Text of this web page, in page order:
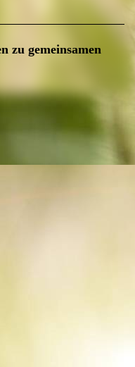
zu gemeinsamen